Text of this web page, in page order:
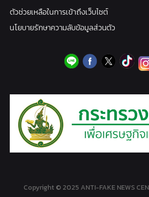
ตัวช่วยเหลือในการเข้าถึงเว็บไซต์
นโยบายรักษาความลับข้อมูลส่วนตัว
Copyright © 2025 ANTI-FAKE NEWS